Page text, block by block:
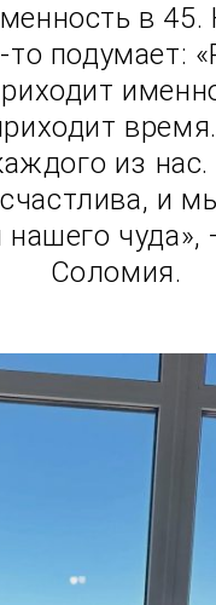
в 45.
подумает:
из нас.
и
чуда»,
Соломия.